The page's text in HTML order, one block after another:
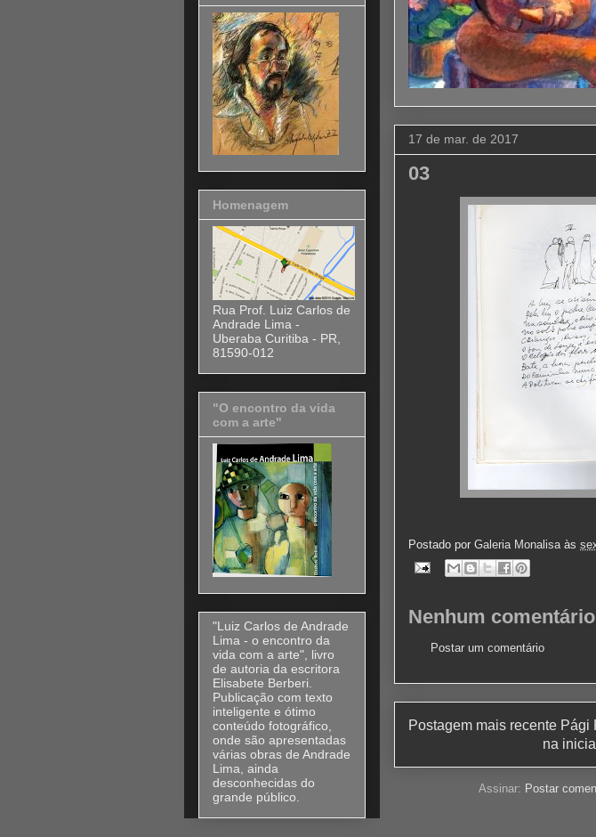
17 de mar. de 2017
03
Postado por Galeria Monalisa às
Nenhum
Postar um comentário
Postagem mais recente Pági
na inicial
Assinar: Postar
Homenagem
Rua Prof. Luiz Carlos de
Andrade Lima -
Uberaba Curitiba - PR,
81590-012
"O encontro da vida
com a arte"
"Luiz Carlos de Andrade
Lima - o encontro da
vida com a arte", livro
de autoria da escritora
Elisabete Berberi.
Publicação com texto
inteligente e ótimo
conteúdo fotográfico,
onde são apresentadas
várias obras de Andrade
Lima, ainda
desconhecidas do
grande público.